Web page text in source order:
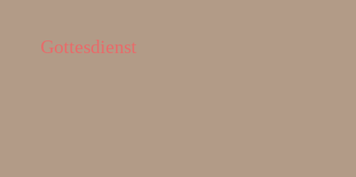
Gottesdienst